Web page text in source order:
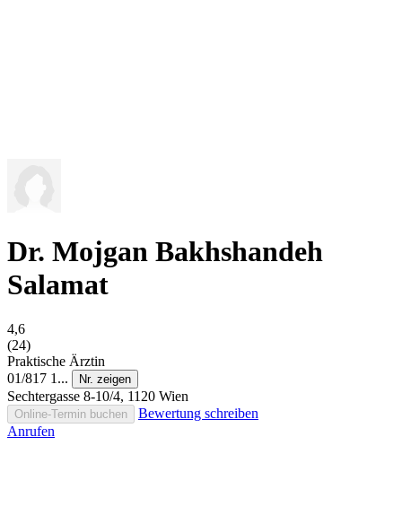
Dr. Mojgan Bakhshandeh
Salamat
4,6
(24)
Praktische Ärztin
01/817 1...
Nr. zeigen
Sechtergasse 8-10/4, 1120 Wien
Online-Termin buchen
Bewertung schreiben
Anrufen